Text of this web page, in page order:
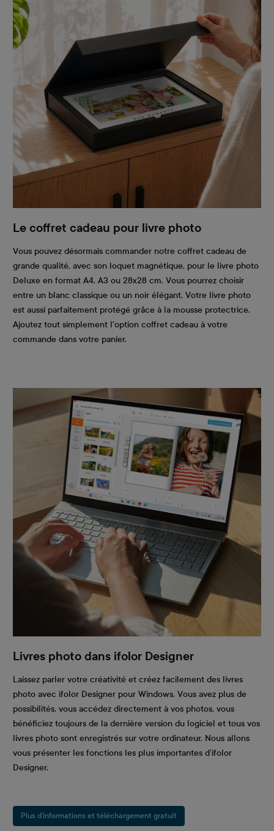
Le coffret cadeau pour livre photo
Vous pouvez désormais commander notre coffret cadeau de
grande qualité, avec son loquet magnétique, pour le livre photo
Deluxe en format A4, A3 ou 28x28 cm. Vous pourrez choisir
entre un blanc classique ou un noir élégant. Votre livre photo
est aussi parfaitement protégé grâce à la mousse protectrice.
Ajoutez tout simplement l'option coffret cadeau à votre
commande dans votre panier.
Livres photo dans ifolor Designer
Laissez parler votre créativité et créez facilement des livres
photo avec ifolor Designer pour Windows. Vous avez plus de
possibilités, vous accédez directement à vos photos, vous
bénéficiez toujours de la dernière version du logiciel et tous vos
livres photo sont enregistrés sur votre ordinateur. Nous allons
vous présenter les fonctions les plus importantes d’ifolor
Designer.
Plus d’informations et téléchargement gratuit